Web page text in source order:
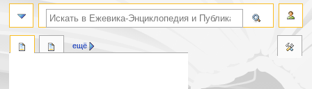
ещё
поиск по словам